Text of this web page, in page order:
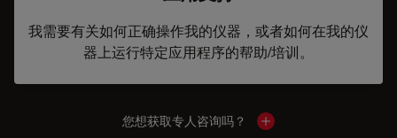
我需要有关如何正确操作我的仪器，或者如何在我的仪
器上运行特定应用程序的帮助/培训。
您想获取专人咨询吗？ Show local contacts